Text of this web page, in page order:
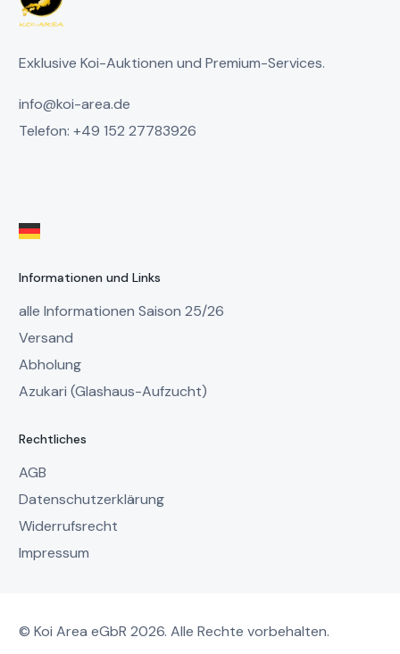
Exklusive Koi-Auktionen und Premium-Services.
info@koi-area.de
Telefon: +49 152 27783926
Informationen und Links
alle Informationen Saison 25/26
Versand
Abholung
Azukari (Glashaus-Aufzucht)
Rechtliches
AGB
Datenschutzerklärung
Widerrufsrecht
Impressum
© Koi Area eGbR 2026. Alle Rechte vorbehalten.